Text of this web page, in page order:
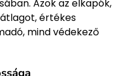
Azok az elkapók,
értékes
mind védekező